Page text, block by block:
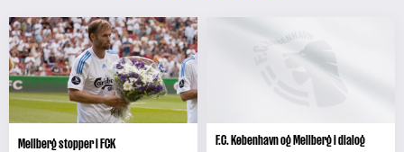
Mellberg stopper i FCK F.C. København og Mellberg i dialog